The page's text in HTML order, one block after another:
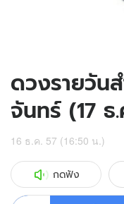
ดวงรายวัน
จันทร์ (17 ธ
16 ธ.ค. 57 (16:50 น.)
กดฟัง